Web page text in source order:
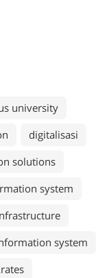
university
digitalisasi
solutions
system
system